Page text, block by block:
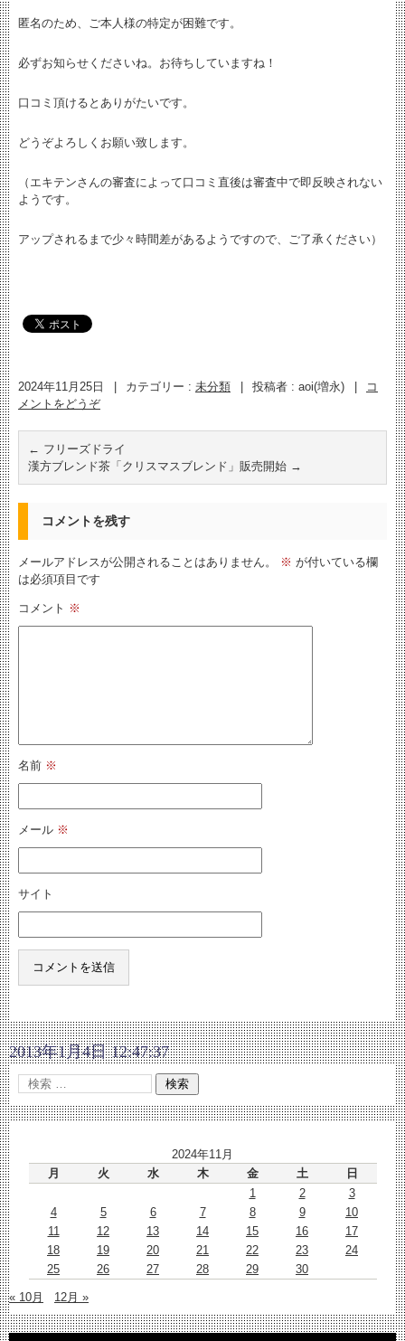
匿名のため、ご本人様の特定が困難です。
必ずお知らせくださいね。お待ちしていますね！
口コミ頂けるとありがたいです。
どうぞよろしくお願い致します。
（エキテンさんの審査によって口コミ直後は審査中で即反映されない
ようです。
アップされるまで少々時間差があるようですので、ご了承ください）
2024年11月25日 カテゴリー : 未分類 投稿者 : aoi(増永)
コ
メントをどうぞ
← フリーズドライ
漢方ブレンド茶「クリスマスブレンド」販売開始 →
コメントを残す
メールアドレスが公開されることはありません。 ※ が付いている欄
は必須項目です
コメント ※
名前 ※
メール ※
サイト
2013年1月4日 12:47:37
2024年11月
月
火 水 木 金 土
日
1
2
3
4
5 6 7 8 9
10
11
12 13 14 15 16
17
18
19 20 21 22 23
24
25
26 27 28 29 30
« 10月 12月 »